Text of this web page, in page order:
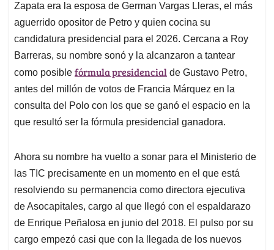
A
p
p
o
o
k
d
I
n
d
s
Zapata era la esposa de German Vargas Lleras, el más
aguerrido opositor de Petro y quien cocina su
candidatura presidencial para el 2026. Cercana a Roy
Barreras, su nombre sonó y la alcanzaron a tantear
como posible fórmula presidencial de Gustavo Petro,
antes del millón de votos de Francia Márquez en la
consulta del Polo con los que se ganó el espacio en la
que resultó ser la fórmula presidencial ganadora.
Ahora su nombre ha vuelto a sonar para el Ministerio de
las TIC precisamente en un momento en el que está
resolviendo su permanencia como directora ejecutiva
de Asocapitales, cargo al que llegó con el espaldarazo
de Enrique Peñalosa en junio del 2018. El pulso por su
cargo empezó casi que con la llegada de los nuevos